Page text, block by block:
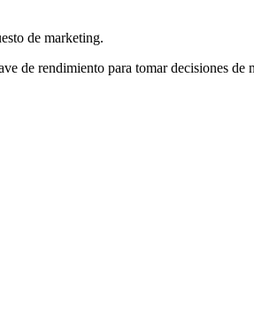
de marketing.
de rendimiento para tomar decisiones de